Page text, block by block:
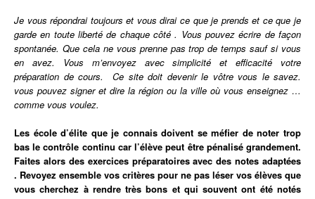
Je vous répondrai toujours et vous dirai ce que je prends et ce que je
garde en toute liberté de chaque côté . Vous pouvez écrire de façon
spontanée. Que cela ne vous prenne pas trop de temps sauf si vous
en avez. Vous m’envoyez avec simplicité et efficacité votre
préparation de cours. Ce site doit devenir le vôtre vous le savez.
vous pouvez signer et dire la région ou la ville où vous enseignez …
comme vous voulez.
Les école d’élite que je connais doivent se méfier de noter trop
bas le contrôle continu car l’élève peut être pénalisé grandement.
Faites alors des exercices préparatoires avec des notes adaptées
. Revoyez ensemble vos critères pour ne pas léser vos élèves que
vous cherchez à rendre très bons et qui souvent ont été notés